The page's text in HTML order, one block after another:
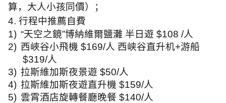
算，大人小孩同價）；
4. 行程中推薦自費
1) “天空之鏡”博納維爾鹽灘 半日遊 $108 /人
2) 西峽谷小飛機 $169/人 西峡谷直升机+游船
$319/人
3) 拉斯維加斯夜景遊 $50/人
4) 拉斯維加斯夜遊直升機 $159/人
5) 雲霄酒店旋轉餐廳晚餐 $140/人